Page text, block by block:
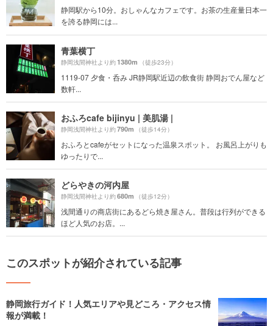
静岡駅から10分。おしゃんなカフェです。お茶の生産量日本一
を誇る静岡には...
青葉横丁
静岡浅間神社より約1380m （徒歩23分）
1119-07 夕食・呑み JR静岡駅近辺の飲食街 静岡おでん屋など
数軒...
おふろcafe bijinyu | 美肌湯 |
静岡浅間神社より約790m （徒歩14分）
おふろとcafeがセットになった温泉スポット。 お風呂上がりも
ゆったりで...
どらやきの河内屋
静岡浅間神社より約680m （徒歩12分）
浅間通りの商店街にあるどら焼き屋さん。普段は行列ができる
ほど人気のお店。...
このスポットが紹介されている記事
静岡旅行ガイド！人気エリアや見どころ・アクセス情
報が満載！